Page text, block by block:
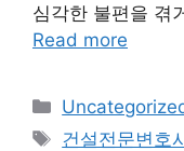
심각한 불편을 겪
Read more
Categories
Tags
건설전문변호